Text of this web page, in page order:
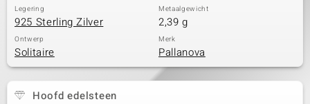
Legering
925 Sterling Zilver
Metaalgewicht
2,39 g
Ontwerp
Solitaire
Merk
Pallanova
Hoofd edelsteen